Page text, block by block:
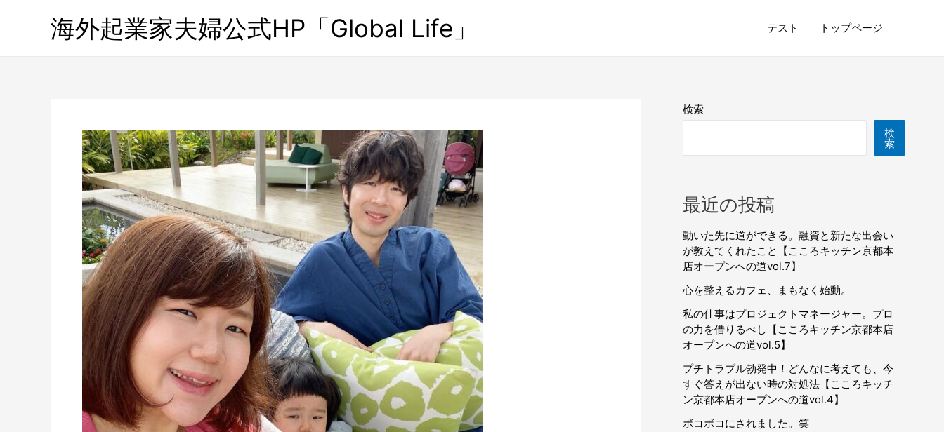
海外起業家夫婦公式HP「Global Life」 テスト トップページ
検索
検
索
最近の投稿
動いた先に道ができる。融資と新たな出会い
が教えてくれたこと【こころキッチン京都本
店オープンへの道vol.7】
心を整えるカフェ、まもなく始動。
私の仕事はプロジェクトマネージャー。プロ
の力を借りるべし【こころキッチン京都本店
オープンへの道vol.5】
プチトラブル勃発中！どんなに考えても、今
すぐ答えが出ない時の対処法【こころキッチ
ン京都本店オープンへの道vol.4】
ボコボコにされました。笑